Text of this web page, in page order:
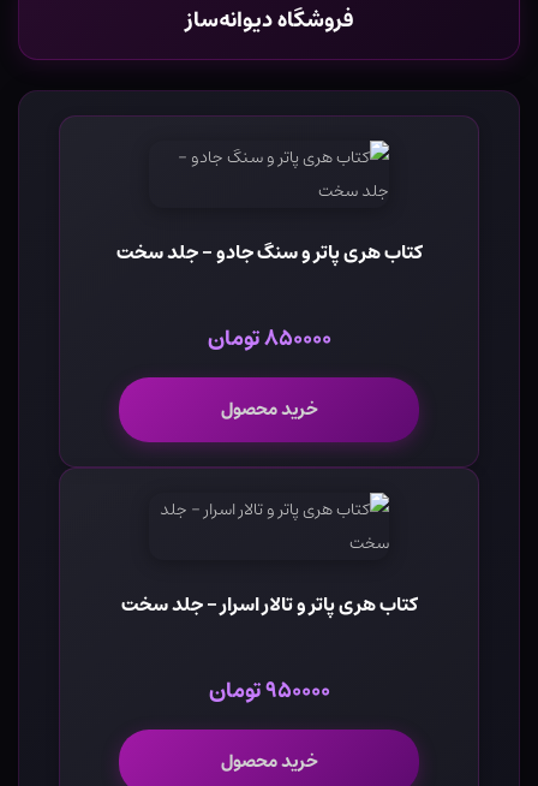
فروشگاه دیوانه‌ساز
کتاب هری پاتر و سنگ جادو - جلد سخت
۸۵۰۰۰۰ تومان
خرید محصول
کتاب هری پاتر و تالار اسرار - جلد سخت
۹۵۰۰۰۰ تومان
خرید محصول